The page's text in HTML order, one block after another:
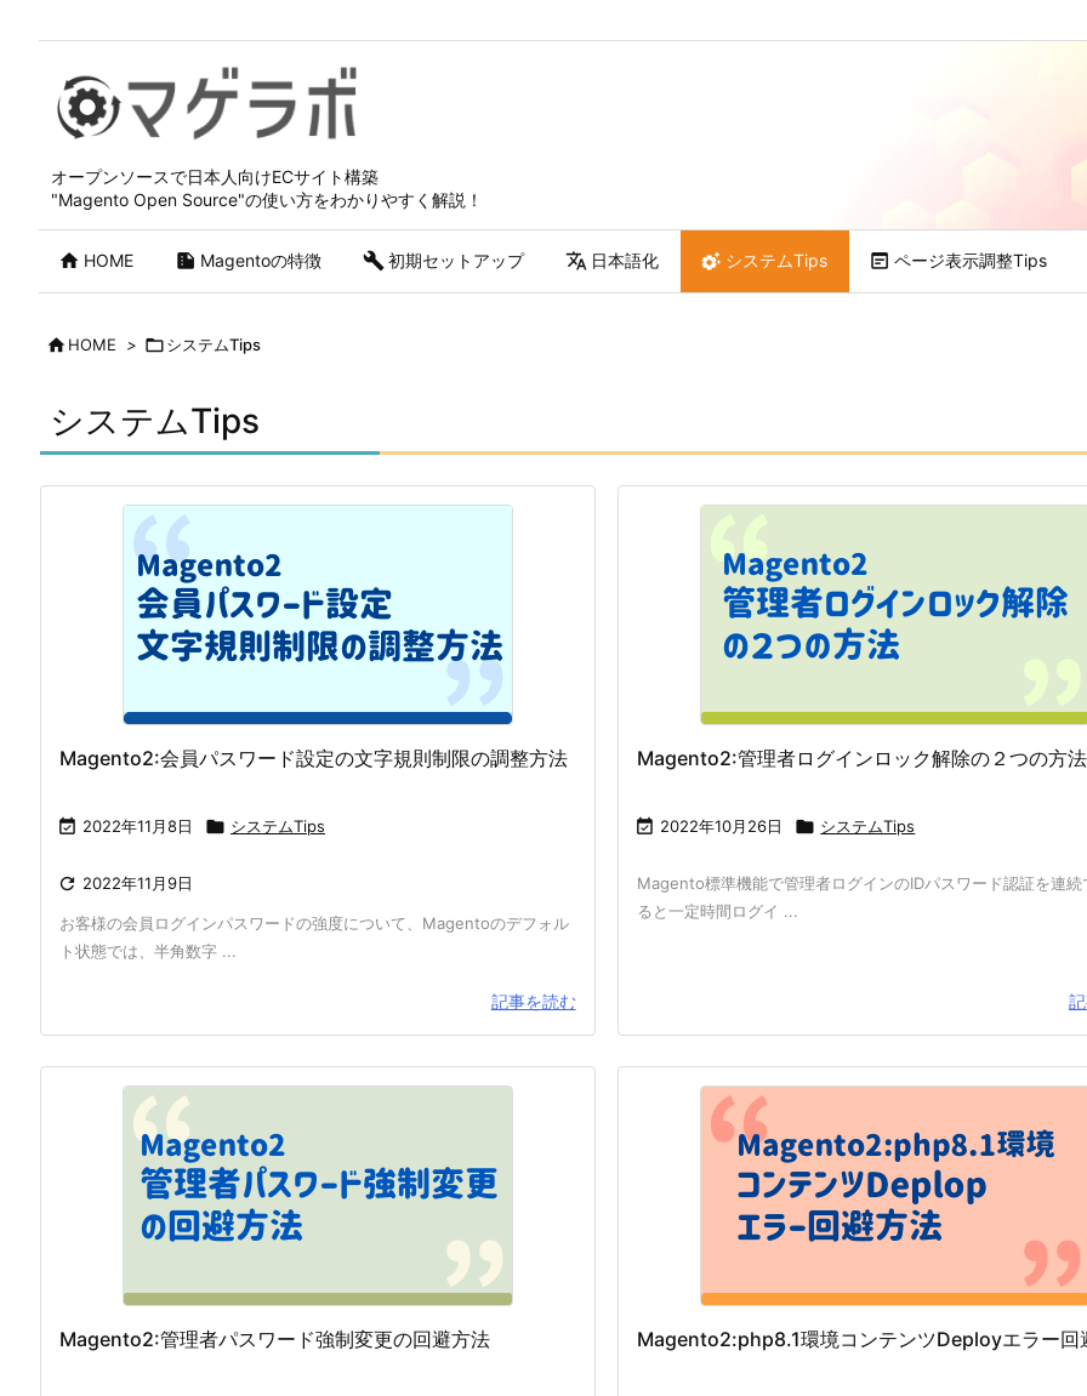
オープンソースで日本人向けECサイト構築
"Magento Open Source"の使い方をわかりやすく解説！
 HOME  Magentoの特徴  初期セットアップ  日本語化  システムTips  ページ表示調整Tips
HOME > システムTips
システムTips
Magento2:会員パスワード設定の文字規則制限の調整方法
 2022年11月8日  システムTips
 2022年11月9日
お客様の会員ログインパスワードの強度について、Magentoのデフォル
ト状態では、半角数字 ...
記事を読む
Magento2:管理者ログインロック解除の２つの方法
 2022年10月26日  システムTips
Magento標準機能で管理者ログインのIDパスワード認証を連続
ると一定時間ログイ ...
Magento2:管理者パスワード強制変更の回避方法 Magento2:php8.1環境コンテンツDeployエラー回